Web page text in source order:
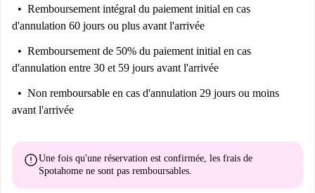
Remboursement intégral du paiement initial en cas
d'annulation 60 jours ou plus avant l'arrivée
Remboursement de 50% du paiement initial en cas
d'annulation entre 30 et 59 jours avant l'arrivée
Non remboursable en cas d'annulation 29 jours ou moins
avant l'arrivée
errorUne fois qu'une réservation est confirmée, les frais de
Spotahome ne sont pas remboursables.